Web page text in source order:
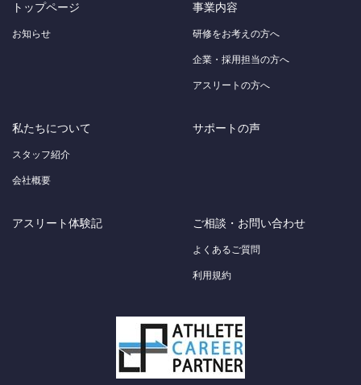
トップページ
お知らせ
事業内容
研修をお考えの方へ
企業・採用担当の方へ
アスリートの方へ
私たちについて
スタッフ紹介
会社概要
サポートの声
アスリート体験記 ご相談・お問い合わせ
よくあるご質問
利用規約